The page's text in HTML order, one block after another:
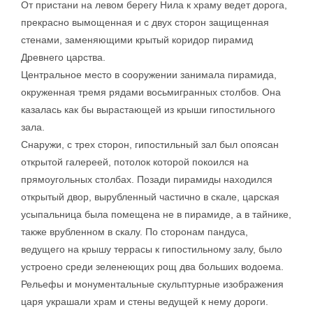
От пристани на левом берегу Нила к храму ведет дорога,
прекрасно вымощенная и с двух сторон защищенная
стенами, заменяющими крытый коридор пирамид
Древнего царства.
Центральное место в сооружении занимала пирамида,
окруженная тремя рядами восьмигранных столбов. Она
казалась как бы вырастающей из крыши гипостильного
зала.
Снаружи, с трех сторон, гипостильный зал был опоясан
открытой галереей, потолок которой покоился на
прямоугольных столбах. Позади пирамиды находился
открытый двор, вырубленный частично в скале, царская
усыпальница была помещена не в пирамиде, а в тайнике,
также врубленном в скалу. По сторонам пандуса,
ведущего на крышу террасы к гипостильному залу, было
устроено среди зеленеющих рощ два больших водоема.
Рельефы и монументальные скульптурные изображения
царя украшали храм и стены ведущей к нему дороги.